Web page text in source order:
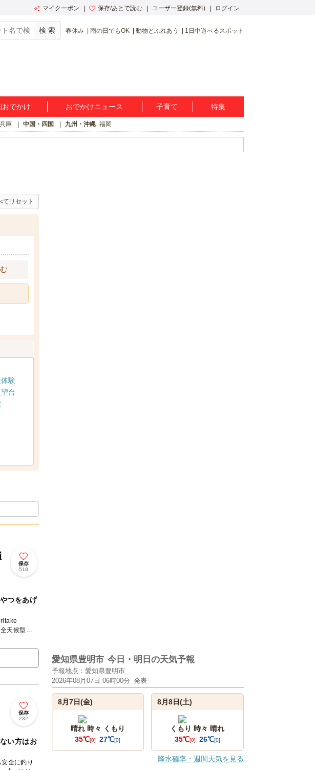
マイクーポン 保存/あとで読む ユーザー登録(無料) ログイン
春休み 雨の日でもOK 動物とふれあう 1日中遊べるスポット
おでかけ おでかけニュース 子育て 特集
兵庫 中国・四国 九州・沖縄 福岡
てリセット
験
望台
保存
518
つをあげ
天候型」
保存
232
い方はお
全に釣り
愛知県豊明市 今日・明日の天気予報
予報地点：愛知県豊明市
2026年08月07日 06時00分 発表
8月7日(金)
晴れ 時々 くもり
35℃[0] 27℃[0]
8月8日(土)
くもり 時々 晴れ
35℃[0] 26℃[0]
降水確率・週間天気を見る